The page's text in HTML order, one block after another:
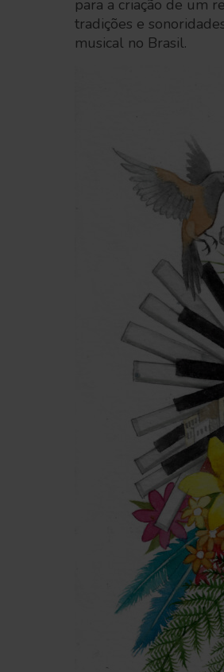
para a criação de um
tradições e
musical no Brasil.